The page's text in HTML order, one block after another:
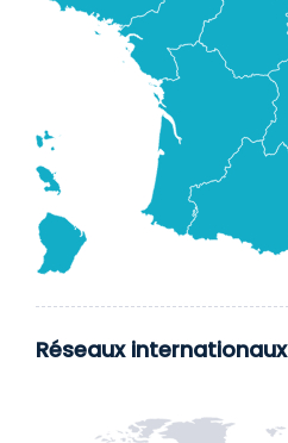
Réseaux internationaux